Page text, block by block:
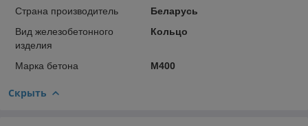
Страна производитель
Беларусь
Вид железобетонного
изделия
Кольцо
Марка бетона М400
Скрыть